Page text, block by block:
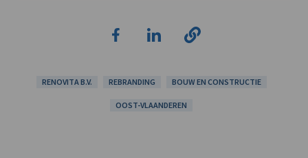
RENOVITA B.V. REBRANDING BOUW EN CONSTRUCTIE
OOST-VLAANDEREN